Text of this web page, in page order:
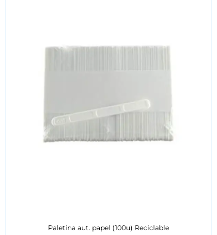
Paletina aut. papel (100u) Reciclable